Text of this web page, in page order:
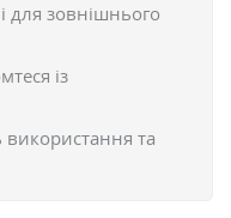
для зовнішнього
із
використання та